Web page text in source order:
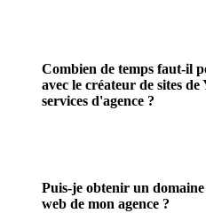
Combien de temps faut-il
avec le créateur de sites de
services d'agence ?
Puis-je obtenir un
web de mon agence ?